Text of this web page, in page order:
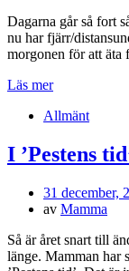
Dagarna går så fort
nu har fjärr/
morgonen för att
Läs mer
Allmänt
I ’Pestens
Publicerad
den
31 december,
av Mamma
Så är året snart till
länge. Mamman har